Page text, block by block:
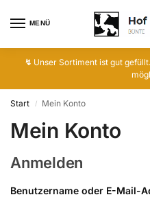
MENÜ
↯ Unser Sortiment ist gut
Start / Mein Konto
Mein Konto
Anmelden
Benutzername oder E-Mail-